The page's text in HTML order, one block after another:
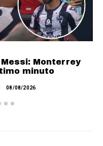
Monterrey
minuto
08/08/2026